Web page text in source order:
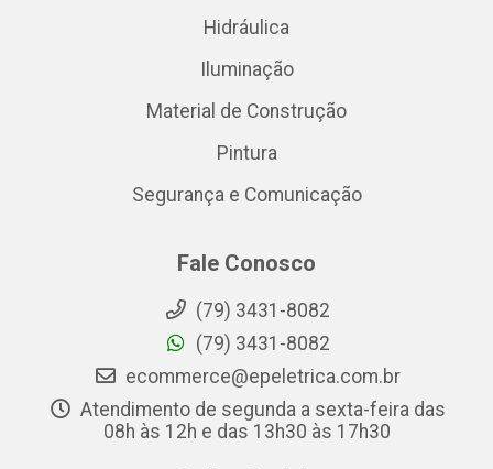
Hidráulica
Iluminação
Material de Construção
Pintura
Segurança e Comunicação
Fale Conosco
(79) 3431-8082
(79) 3431-8082
ecommerce@epeletrica.com.br
Atendimento de segunda a sexta-feira das
08h às 12h e das 13h30 às 17h30